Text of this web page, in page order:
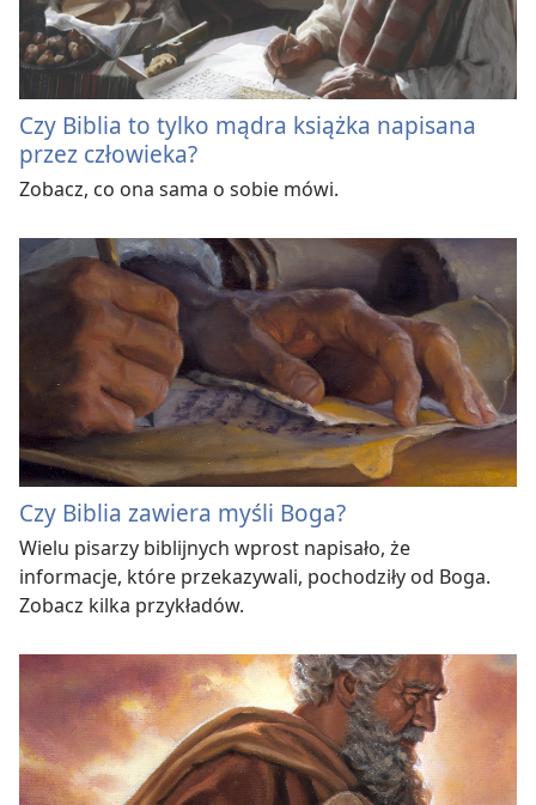
Czy Biblia to tylko mądra książka napisana
przez człowieka?
Zobacz, co ona sama o sobie mówi.
Czy Biblia zawiera myśli Boga?
Wielu pisarzy biblijnych wprost napisało, że
informacje, które przekazywali, pochodziły od Boga.
Zobacz kilka przykładów.